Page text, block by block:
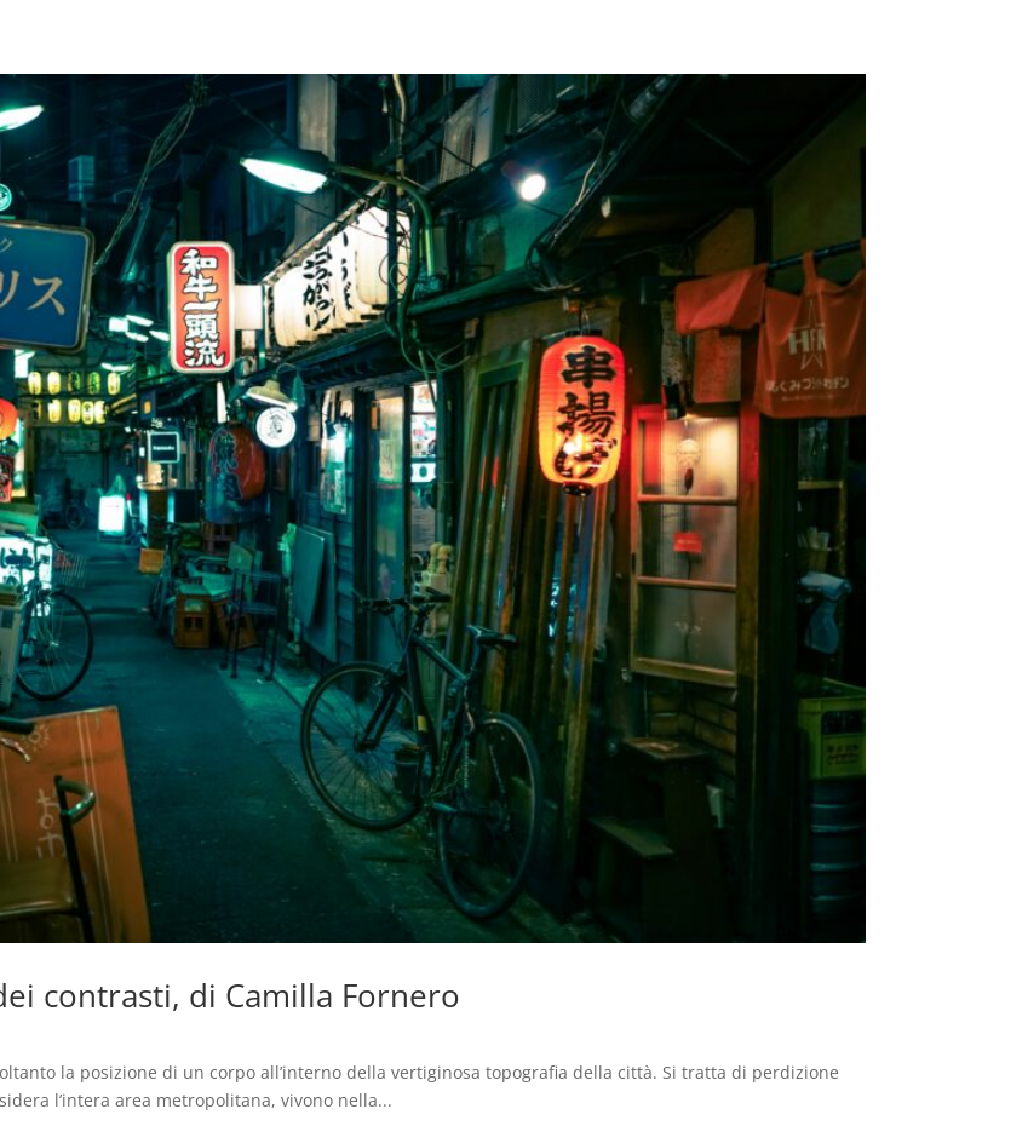
contrasti, di Camilla Fornero
la posizione di un corpo all’interno della vertiginosa topografia della città. Si tratta di perdizione
l’intera area metropolitana, vivono nella...